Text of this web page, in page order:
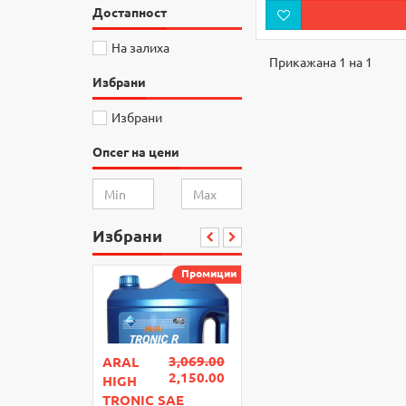
Достапност
На залиха
Избрани
Избрани
Опсег на цени
Избрани
Промиции
3,069.00
2,150.00
ARAL
HIGH
TRONIC SAE
Прикажана 1 на 1